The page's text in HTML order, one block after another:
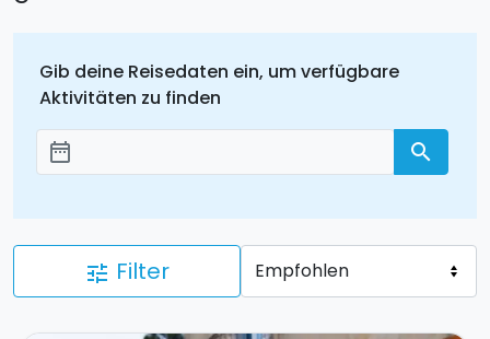
Gib deine Reisedaten ein, um verfügbare
Aktivitäten zu finden
Добавить даты
date_range search
tune Filter